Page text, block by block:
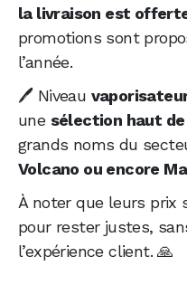
la livraison est
promotions sont
l’année.
🖊️ Niveau
une sélection haut
grands noms du
Volcano ou encore
À noter que leurs prix
pour rester justes,
l’expérience client. 🙏